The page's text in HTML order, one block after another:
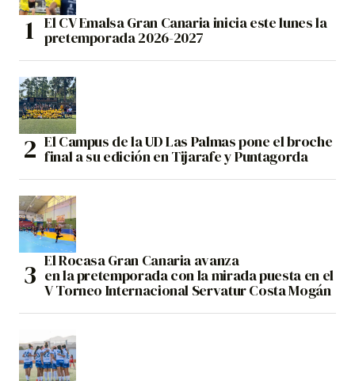
El CV Emalsa Gran Canaria inicia este lunes la
pretemporada 2026-2027
El Campus de la UD Las Palmas pone el broche
final a su edición en Tijarafe y Puntagorda
El Rocasa Gran Canaria avanza
en la pretemporada con la mirada puesta en el
V Torneo Internacional Servatur Costa Mogán